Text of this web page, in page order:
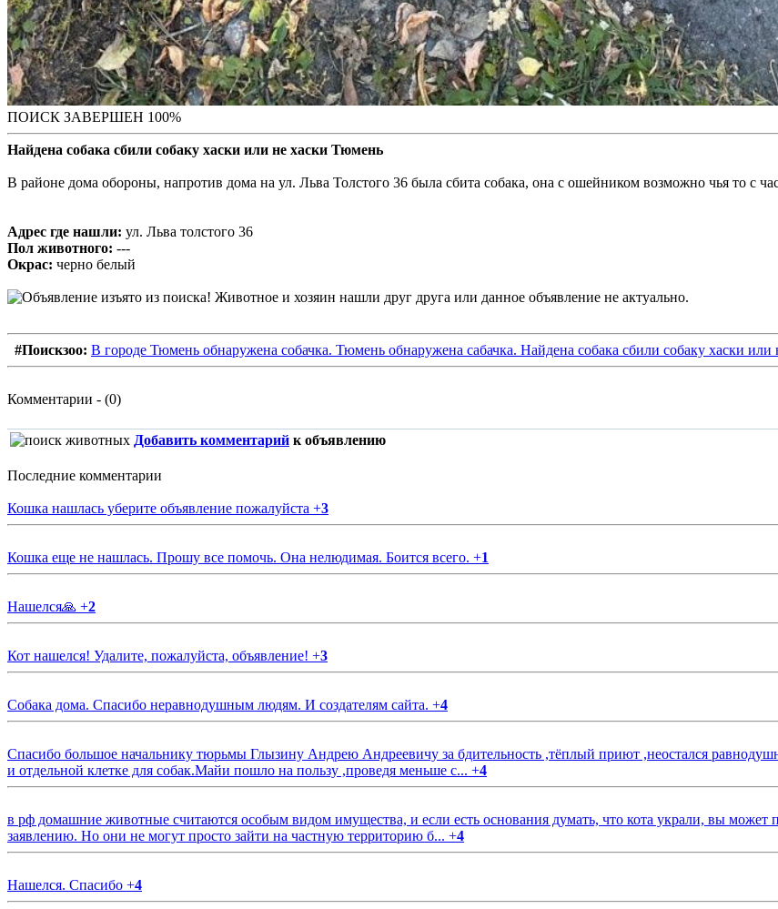
ПОИСК ЗАВЕРШЕН 100%
Найдена собака сбили собаку хаски или не хаски Тюмень
В районе дома обороны, напротив дома на ул. Льва Толстого 36 была сбита собака, она с ошейником возможно чья то
Адрес где нашли: ул. Льва толстого 36
Пол животного: ---
Окрас: черно белый
#Поискзоо: В городе Тюмень обнаружена собачка. Тюмень обнаружена сабачка. Найдена собака сбили собаку хаски
Комментарии - (0)
Добавить комментарий к объявлению
Последние комментарии
Кошка нашлась уберите объявление пожалуйста +3
Кошка еще не нашлась. Прошу все помочь. Она нелюдимая. Боится всего. +1
Нашелся🙏 +2
Кот нашелся! Удалите, пожалуйста, объявление! +3
Собака дома. Спасибо неравнодушным людям. И создателям сайта. +4
Спасибо большое начальнику тюрьмы Глызину Андрею Андреевичу за бдительность ,тёплый приют ,неостался
и отдельной клетке для собак.Майи пошло на пользу ,проведя меньше с... +4
в рф домашние животные считаются особым видом имущества, и если есть основания думать, что кота украли, вы может
заявлению. Но они не могут просто зайти на частную территорию б... +4
Нашелся. Спасибо +4